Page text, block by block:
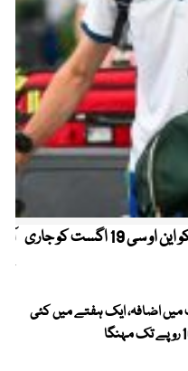
کیریبین پریمیئر لیگ ، قومی کرکٹرز کو این او سی 19 اگست کو جاری
اضافہ، ایک ہفتے میں کئی